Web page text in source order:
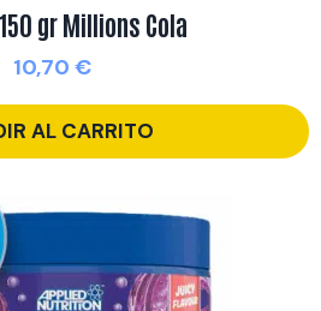
150 gr Millions Cola
10,70 €
AL CARRITO